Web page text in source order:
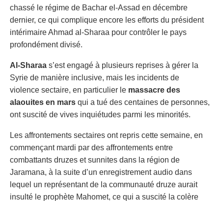
chassé le régime de Bachar el-Assad en décembre
dernier, ce qui complique encore les efforts du président
intérimaire Ahmad al-Sharaa pour contrôler le pays
profondément divisé.
Al-Sharaa s’est engagé à plusieurs reprises à gérer la
Syrie de manière inclusive, mais les incidents de
violence sectaire, en particulier le massacre des
alaouites en mars qui a tué des centaines de personnes,
ont suscité de vives inquiétudes parmi les minorités.
Les affrontements sectaires ont repris cette semaine, en
commençant mardi par des affrontements entre
combattants druzes et sunnites dans la région de
Jaramana, à la suite d’un enregistrement audio dans
lequel un représentant de la communauté druze aurait
insulté le prophète Mahomet, ce qui a suscité la colère